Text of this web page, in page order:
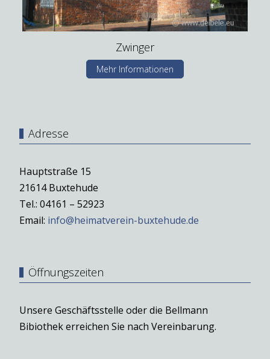
Zwinger
Mehr Informationen
Adresse
Hauptstraße 15
21614 Buxtehude
Tel.: 04161 – 52923
Email: info@heimatverein-buxtehude.de
Öffnungszeiten
Unsere Geschäftsstelle oder die Bellmann
Bibiothek erreichen Sie nach Vereinbarung.